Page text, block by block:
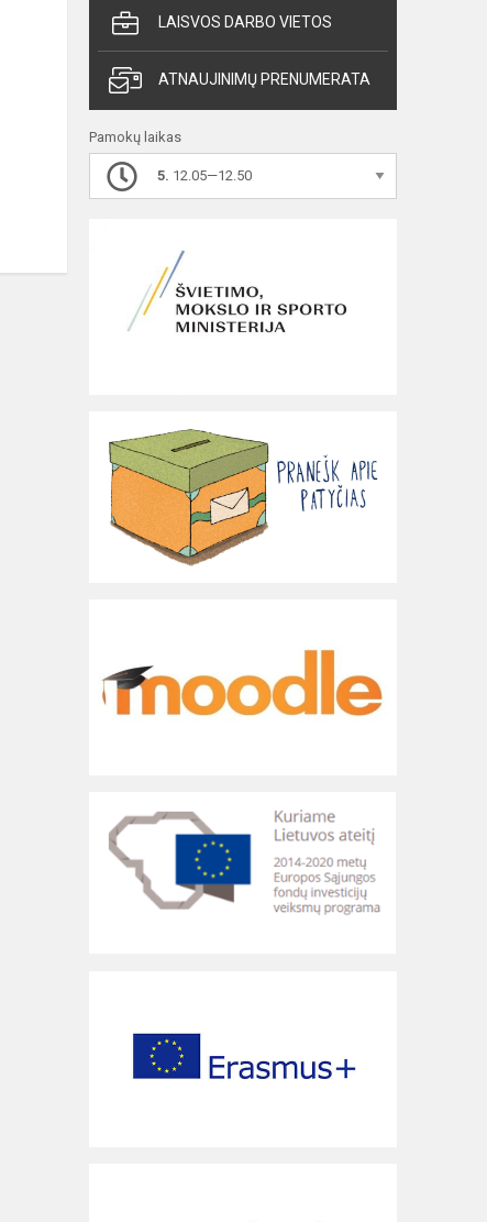
LAISVOS DARBO VIETOS
ATNAUJINIMŲ PRENUMERATA
Pamokų laikas
5. 12.05—12.50